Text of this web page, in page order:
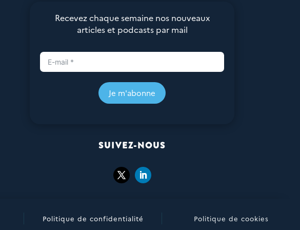
Recevez chaque semaine nos nouveaux
articles et podcasts par mail
Je m'abonne
SUIVEZ-NOUS
Politique de confidentialité Politique de cookies